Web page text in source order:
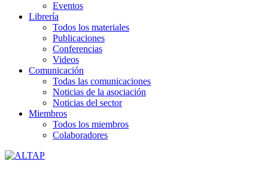
Eventos
Librería
Todos los materiales
Publicaciones
Conferencias
Videos
Comunicación
Todas las comunicaciones
Noticias de la asociación
Noticias del sector
Miembros
Todos los miembros
Colaboradores